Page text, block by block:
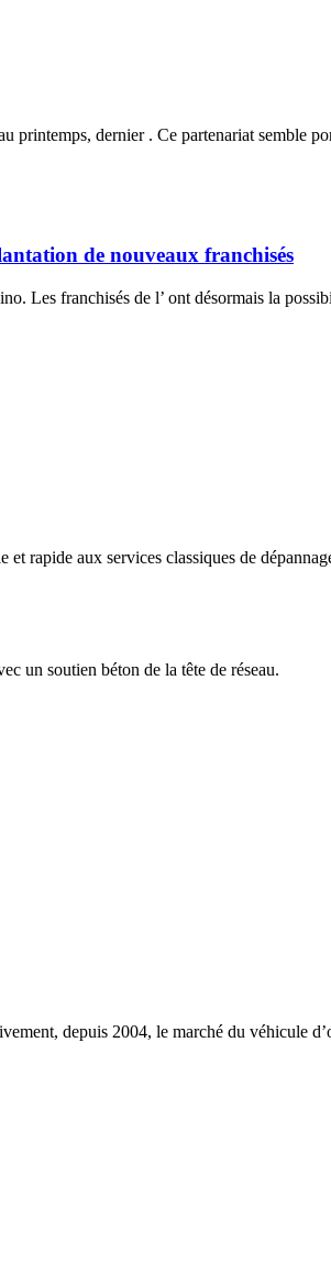
printemps, dernier . Ce partenariat semble
de nouveaux franchisés
Les franchisés de l’ ont désormais la
rapide aux services classiques de
un soutien béton de la tête de réseau.
depuis 2004, le marché du véhicule